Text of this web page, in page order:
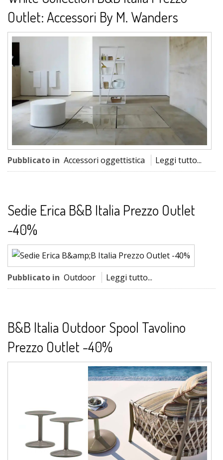
Outlet: Accessori By M. Wanders
Pubblicato in Accessori oggettistica Leggi tutto...
Sedie Erica B&B Italia Prezzo Outlet
-40%
Pubblicato in Outdoor Leggi tutto...
B&B Italia Outdoor Spool Tavolino
Prezzo Outlet -40%